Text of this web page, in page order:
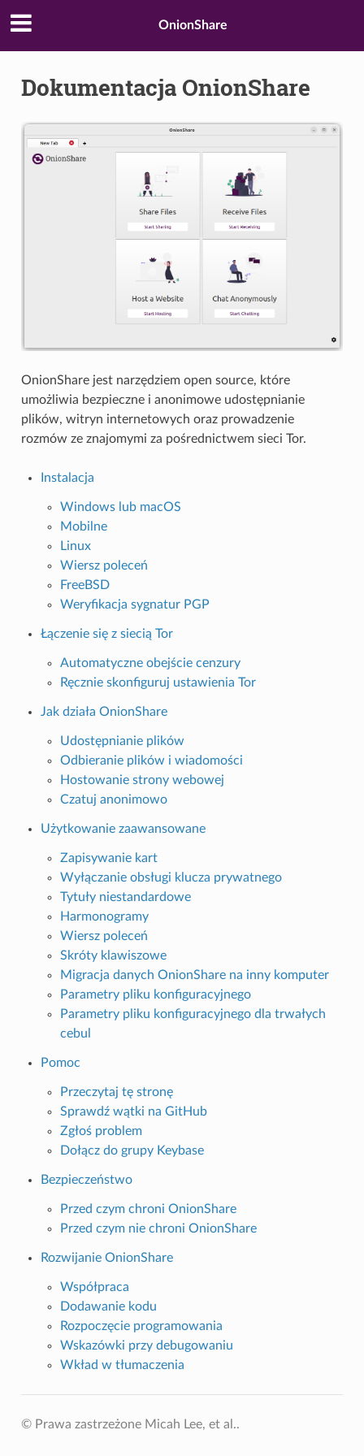
OnionShare
Dokumentacja OnionShare
OnionShare jest narzędziem open source, które
umożliwia bezpieczne i anonimowe udostępnianie
plików, witryn internetowych oraz prowadzenie
rozmów ze znajomymi za pośrednictwem sieci Tor.
Instalacja
Windows lub macOS
Mobilne
Linux
Wiersz poleceń
FreeBSD
Weryfikacja sygnatur PGP
Łączenie się z siecią Tor
Automatyczne obejście cenzury
Ręcznie skonfiguruj ustawienia Tor
Jak działa OnionShare
Udostępnianie plików
Odbieranie plików i wiadomości
Hostowanie strony webowej
Czatuj anonimowo
Użytkowanie zaawansowane
Zapisywanie kart
Wyłączanie obsługi klucza prywatnego
Tytuły niestandardowe
Harmonogramy
Wiersz poleceń
Skróty klawiszowe
Migracja danych OnionShare na inny komputer
Parametry pliku konfiguracyjnego
Parametry pliku konfiguracyjnego dla trwałych
cebul
Pomoc
Przeczytaj tę stronę
Sprawdź wątki na GitHub
Zgłoś problem
Dołącz do grupy Keybase
Bezpieczeństwo
Przed czym chroni OnionShare
Przed czym nie chroni OnionShare
Rozwijanie OnionShare
Współpraca
Dodawanie kodu
Rozpoczęcie programowania
Wskazówki przy debugowaniu
Wkład w tłumaczenia
© Prawa zastrzeżone Micah Lee, et al..